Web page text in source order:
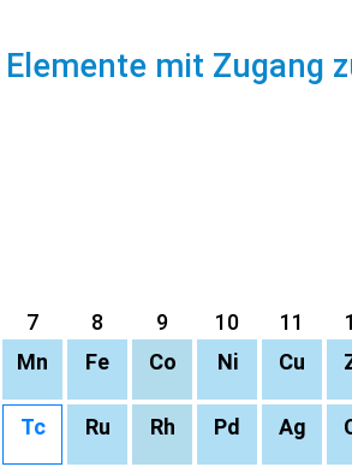
mit Zugang
7 8 9 10 11
Mn Fe Co Ni Cu
Tc Ru Rh Pd Ag